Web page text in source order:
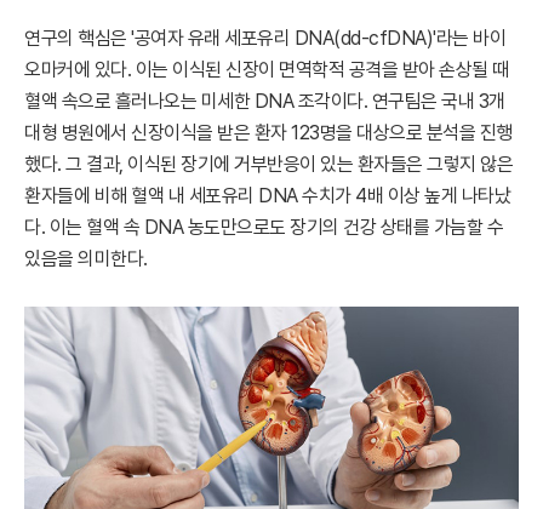
연구의 핵심은 '공여자 유래 세포유리 DNA(dd-cfDNA)'라는 바이
오마커에 있다. 이는 이식된 신장이 면역학적 공격을 받아 손상될 때
혈액 속으로 흘러나오는 미세한 DNA 조각이다. 연구팀은 국내 3개
대형 병원에서 신장이식을 받은 환자 123명을 대상으로 분석을 진행
했다. 그 결과, 이식된 장기에 거부반응이 있는 환자들은 그렇지 않은
환자들에 비해 혈액 내 세포유리 DNA 수치가 4배 이상 높게 나타났
다. 이는 혈액 속 DNA 농도만으로도 장기의 건강 상태를 가늠할 수
있음을 의미한다.